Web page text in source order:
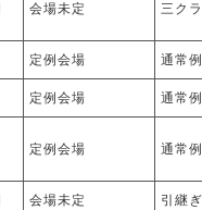
会場未定 三ク
定例会場 通常
定例会場 通常
定例会場 通常
会場未定 引継